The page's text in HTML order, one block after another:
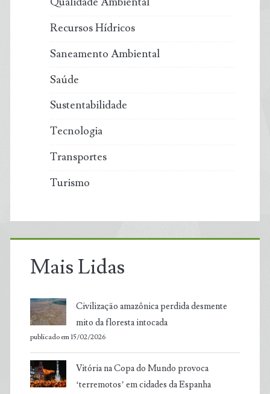
Recursos Hídricos
Saneamento Ambiental
Saúde
Sustentabilidade
Tecnologia
Transportes
Turismo
Mais Lidas
Civilização amazônica perdida desmente
mito da floresta intocada
publicado em 15/02/2026
Vitória na Copa do Mundo provoca
‘terremotos’ em cidades da Espanha